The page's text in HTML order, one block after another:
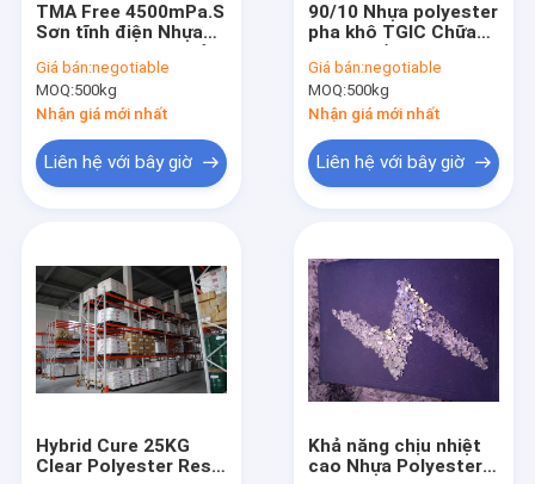
TMA Free 4500mPa.S
Sơn tĩnh điện Nhựa
tốt Bảo dưỡng nhanh
Giá bán:negotiable
MOQ:500kg
Nhận giá mới nhất
Liên hệ với bây giờ
90/10 Nhựa polyester
pha khô TGIC Chữa
ISO90001
Giá bán:negotiable
MOQ:500kg
Nhận giá mới nhất
Liên hệ với bây giờ
Hybrid Cure 25KG
Clear Polyester Resin
Khả năng chịu nhiệt
cao Nhựa Polyester